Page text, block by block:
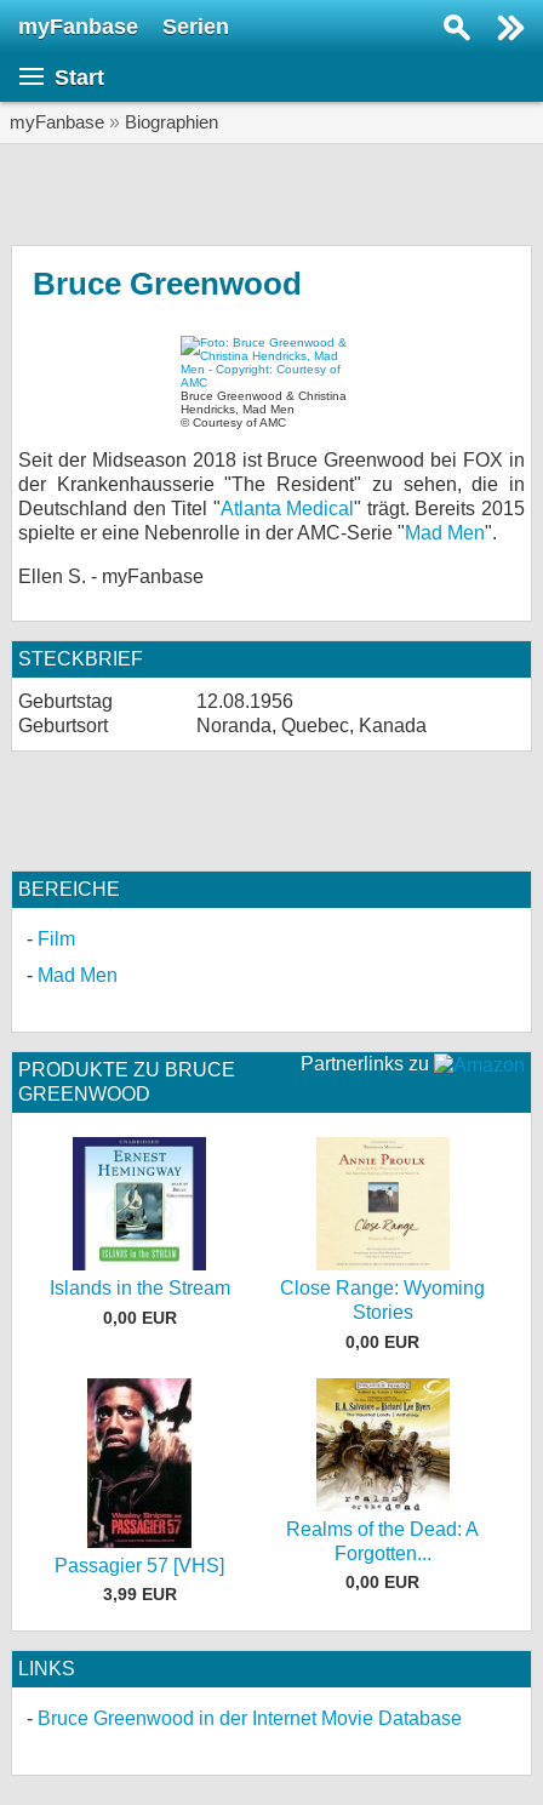
myFanbase Serien
Start
myFanbase » Biographien
Bruce Greenwood
Bruce Greenwood & Christina
Hendricks, Mad Men
© Courtesy of AMC
Seit der Midseason 2018 ist Bruce Greenwood bei FOX in
der Krankenhausserie "The Resident" zu sehen, die in
Deutschland den Titel "Atlanta Medical" trägt. Bereits 2015
spielte er eine Nebenrolle in der AMC-Serie "Mad Men".
Ellen S. - myFanbase
STECKBRIEF
Geburtstag
12.08.1956
Geburtsort
Noranda, Quebec, Kanada
BEREICHE
Film
Mad Men
Partnerlinks zu
PRODUKTE ZU BRUCE
GREENWOOD
Islands in the Stream
0,00 EUR
Close Range: Wyoming
Stories
0,00 EUR
Passagier 57 [VHS]
3,99 EUR
Realms of the Dead: A
Forgotten...
0,00 EUR
LINKS
Bruce Greenwood in der Internet Movie Database
KULTUR
Specials
SERVICE
Gewinnspiele
Forum
Kontakt